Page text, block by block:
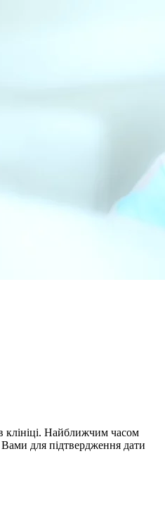
клініці. Найближчим часом
для пiдтвердження дати